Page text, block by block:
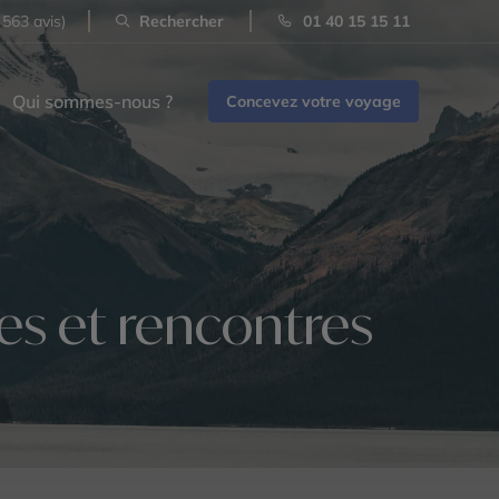
avis) Rechercher 01 40 15 15 11
Qui sommes-nous ? Concevez votre voyage
et rencontres